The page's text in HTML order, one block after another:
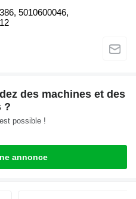
5010600046,
des machines et des
?
possible !
annonce